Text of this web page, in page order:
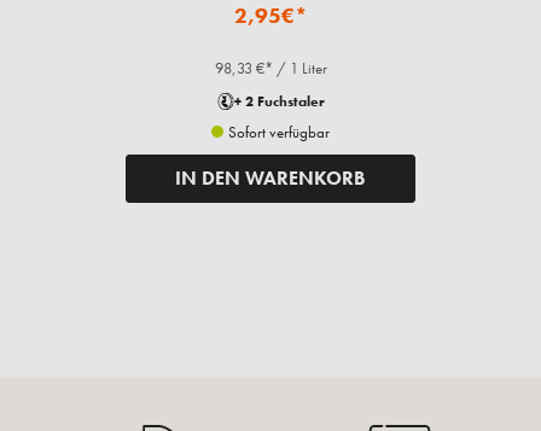
2,95€*
98,33 €* / 1 Liter
+ 2 Fuchstaler
Sofort verfügbar
IN DEN WARENKORB